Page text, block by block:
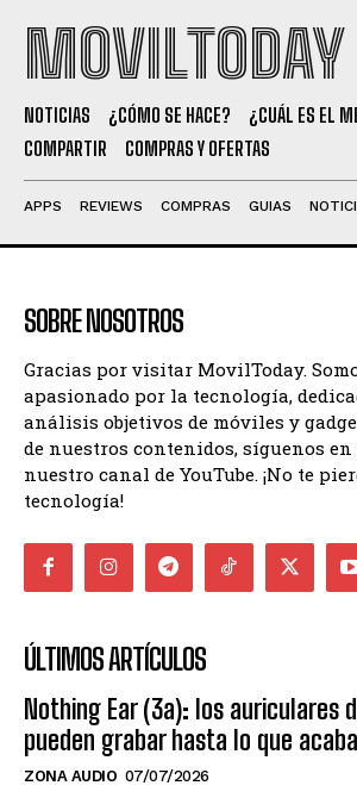
MOVILTODAY
NOTICIAS ¿CÓMO SE HACE?
¿CUÁL ES EL
COMPARTIR
COMPRAS Y OFERTAS
APPS REVIEWS COMPRAS GUIAS
SOBRE NOSOTROS
Gracias por visitar MovilToday.
apasionado por la tecnología,
análisis objetivos de móviles y
de nuestros contenidos, síguenos en
nuestro canal de YouTube. ¡No te
tecnología!
ÚLTIMOS ARTÍCULOS
Nothing Ear (3a): los auriculares
pueden grabar hasta lo que
ZONA AUDIO 07/07/2026